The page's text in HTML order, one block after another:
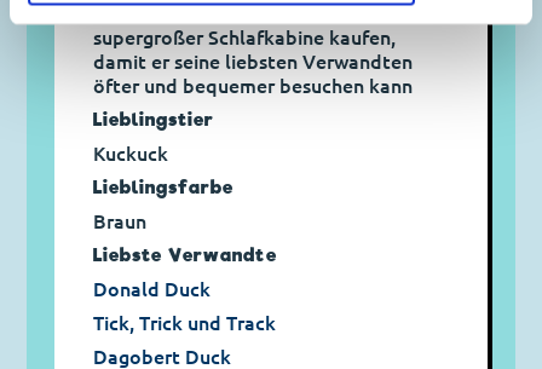
Ein Wohnmobil mit Fahrer und
supergroßer Schlafkabine kaufen,
damit er seine liebsten Verwandten
öfter und bequemer besuchen kann
Lieblingstier
Kuckuck
Lieblingsfarbe
Braun
Liebste Verwandte
Donald Duck
Tick, Trick und Track
Dagobert Duck